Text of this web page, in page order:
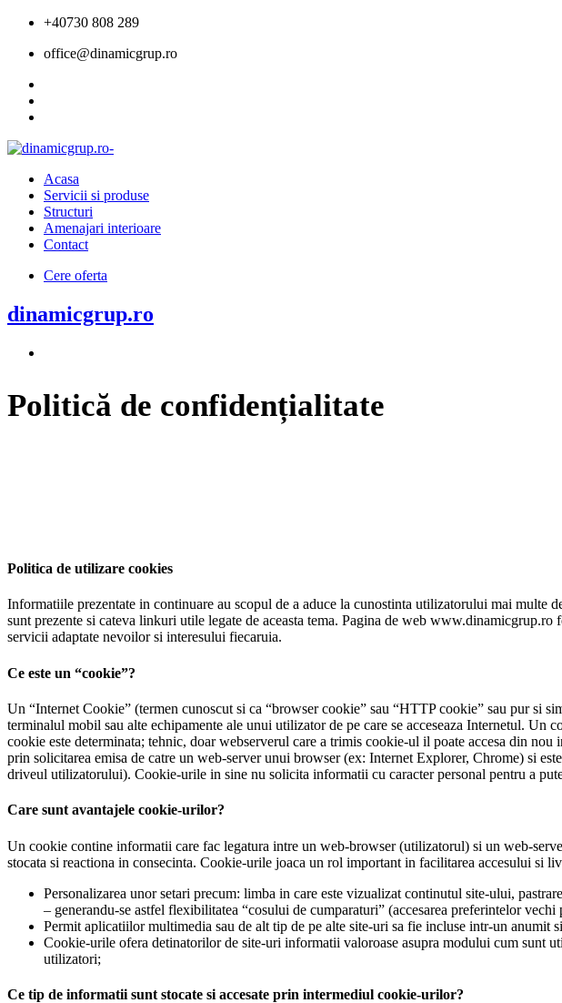
+40730 808 289
office@dinamicgrup.ro
Acasa
Servicii si produse
Structuri
Amenajari interioare
Contact
Cere oferta
dinamicgrup.ro
Politică de confidențialitate
Politica de utilizare cookies
Informatiile prezentate in continuare au scopul de a aduce la cunostinta utilizatorului mai multe
sunt prezente si cateva linkuri utile legate de aceasta tema. Pagina de web
servicii adaptate nevoilor si interesului fiecaruia.
Ce este un “cookie”?
Un “Internet Cookie” (termen cunoscut si ca “browser cookie” sau “HTTP cookie” sau pur si
terminalul mobil sau alte echipamente ale unui utilizator de pe care se acceseaza Internetul.
cookie este determinata; tehnic, doar webserverul care a trimis cookie-ul il poate accesa din
prin solicitarea emisa de catre un web-server unui browser (ex: Internet Explorer, Chrome) si
driveul utilizatorului). Cookie-urile in sine nu solicita informatii cu caracter personal pentru a
Care sunt avantajele cookie-urilor?
Un cookie contine informatii care fac legatura intre un web-browser (utilizatorul) si un web-
stocata si reactiona in consecinta. Cookie-urile joaca un rol important in facilitarea accesului si
Personalizarea unor setari precum: limba in care este vizualizat continutul site-ului,
– generandu-se astfel flexibilitatea “cosului de cumparaturi” (accesarea preferintelor
Permit aplicatiilor multimedia sau de alt tip de pe alte site-uri sa fie incluse intr-un anumit
Cookie-urile ofera detinatorilor de site-uri informatii valoroase asupra modului cum sunt
utilizatori;
Ce tip de informatii sunt stocate si accesate prin intermediul cookie-urilor?